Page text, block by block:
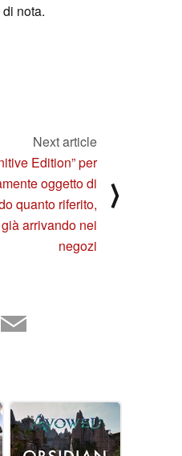
nota.
Next article
Edition” per
oggetto di
quanto riferito,
arrivando nei
negozi
⟩